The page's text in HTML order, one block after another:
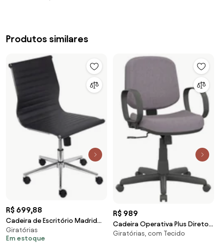
Produtos similares
R$ 699,88
Cadeira de Escritório Madrid
sem Braço Giratória - Preto
Giratórias
Em estoque
R$ 989
Cadeira Operativa Plus Diretor
-
Giratórias, com Tecido